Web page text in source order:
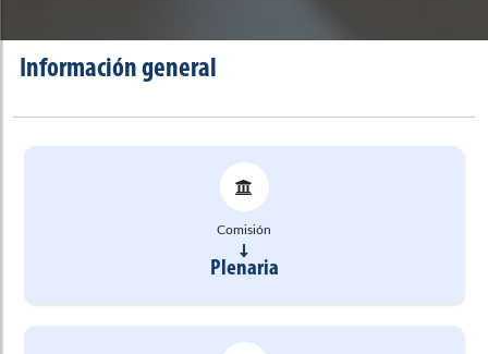
Información general
Comisión
Plenaria